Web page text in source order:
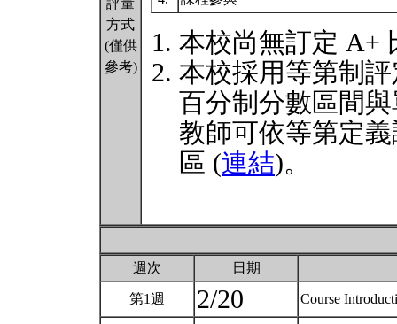
評量
方式
(僅供
參考)
本校尚無訂定 A+
本校採用等第制
百分制分數區間
教師可依等第定
區 (連結)。
週次 日期
第1週 2/20 Course